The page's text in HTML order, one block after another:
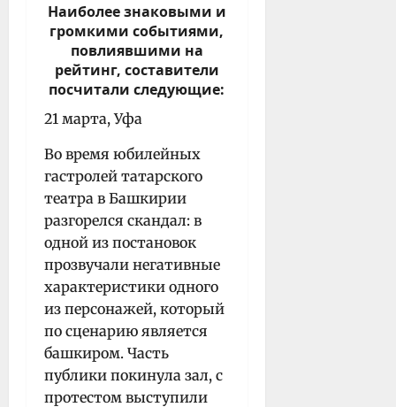
Наиболее знаковыми и
громкими событиями,
повлиявшими на
рейтинг, составители
посчитали следующие:
21 марта, Уфа
Во время юбилейных
гастролей татарского
театра в Башкирии
разгорелся скандал: в
одной из постановок
прозвучали негативные
характеристики одного
из персонажей, который
по сценарию является
башкиром. Часть
публики покинула зал, с
протестом выступили